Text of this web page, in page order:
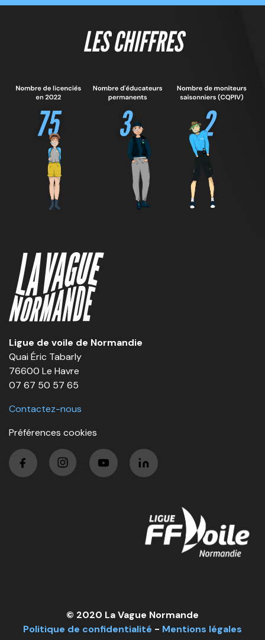
LES CHIFFRES
Ligue de voile de Normandie
Quai Éric Tabarly
76600 Le Havre
07 67 50 57 65
Contactez-nous
Préférences cookies
© 2020 La Vague Normande
Politique de confidentialité - Mentions légales